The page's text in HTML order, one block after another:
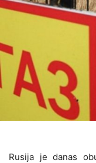
Rusija je danas